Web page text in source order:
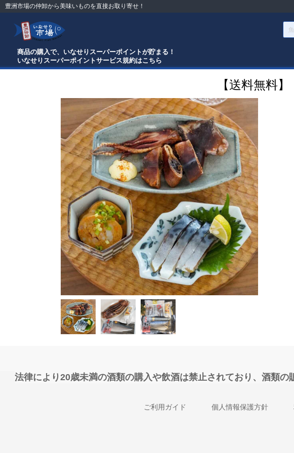
豊洲市場の仲卸から美味いものを直接お取り寄せ！
商品の購入で、いなせりスーパーポイントが貯まる！
いなせりスーパーポイントサービス規約はこちら
【送料無料
法律により20歳未満の酒類の購入や飲酒は禁止されており、酒類の
ご利用ガイド 個人情報保護方針